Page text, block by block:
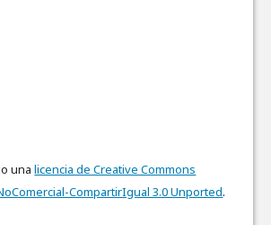
unalicencia de Creative Commons
CompartirIgual 3.0 Unported.